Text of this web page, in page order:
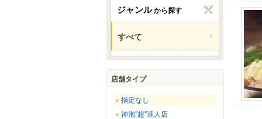
ジャンルから探す
すべて
店舗タイプ
指定なし
神泡"超"達人店